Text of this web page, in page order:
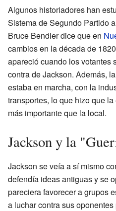
Algunos historiadores han
Sistema de Segundo Partido
Bruce Bendler dice que en
cambios en la década de
apareció cuando los votantes
contra de Jackson. Además,
estaba en marcha, con la
transportes, lo que hizo que
más importante que la local.
Jackson y la
Jackson se veía a sí mismo
defendía ideas antiguas y se
pareciera favorecer a grupos
a luchar contra sus